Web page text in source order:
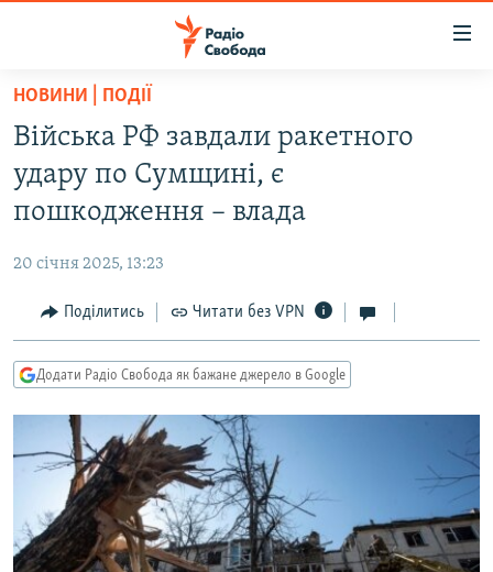
Перейти
основного
матеріалу
Перейти
до
основної
Перейти
до
пошуку
СТАТТІ
СУСПІЛЬСТВО
УКРАЇНА
СВІТ
РОСІЙСЬКА «ФІЛЬТРАЦІЯ»
ДОНБАС.РЕАЛІЇ
ТИ ЯК?
СХЕМИ
КИТАЙ.ВИКЛИКИ
МУЛЬТИМЕДІА
ФОТО
НОВИНИ | ПОДІЇ
Війська РФ завдали ракетного
удару по Сумщині, є
пошкодження – влада
20 січня 2025, 13:23
Поділитись Читати без VPN
Додати Радіо Свобода як бажане джерело в Google